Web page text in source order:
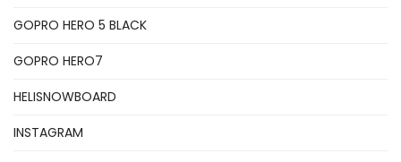
GOPRO HERO 5 BLACK
GOPRO HERO7
HELISNOWBOARD
INSTAGRAM